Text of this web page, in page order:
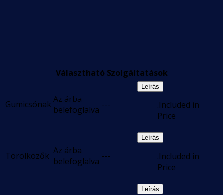
Választható Szolgáltatások
Gumicsónak Az árba
belefoglalva ---
Leírás
.Included in
Price
Törölközők Az árba
belefoglalva ---
Leírás
.Included in
Price
Leírás